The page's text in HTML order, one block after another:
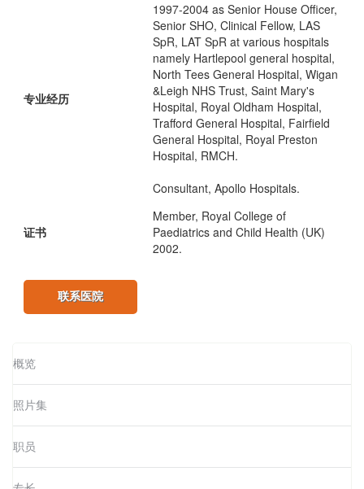
专业经历
1997-2004 as Senior House Officer,
Senior SHO, Clinical Fellow, LAS
SpR, LAT SpR at various hospitals
namely Hartlepool general hospital,
North Tees General Hospital, Wigan
&Leigh NHS Trust, Saint Mary's
Hospital, Royal Oldham Hospital,
Trafford General Hospital, Fairfield
General Hospital, Royal Preston
Hospital, RMCH.
Consultant, Apollo Hospitals.
证书
Member, Royal College of
Paediatrics and Child Health (UK)
2002.
联系医院
概览
照片集
职员